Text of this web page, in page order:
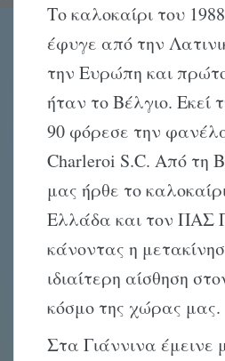
Το καλοκαίρι του
έφυγε από την
την Ευρώπη και
ήταν το Βέλγιο. Εκεί
90 φόρεσε την
Charleroi S.C. Από τη
μας ήρθε το
Ελλάδα και τον ΠΑΣ
κάνοντας η
ιδιαίτερη αίσθηση
κόσμο της χώρας μας.
Στα Γιάννινα έμεινε